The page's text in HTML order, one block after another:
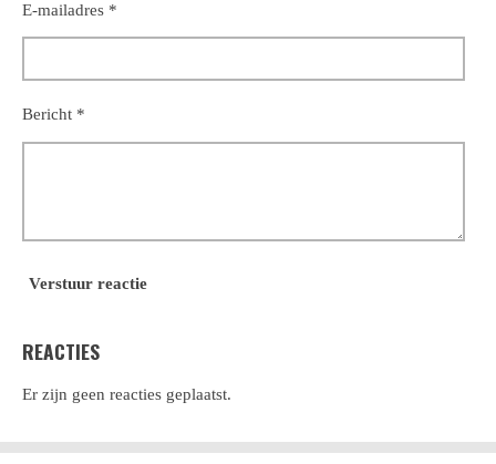
E-mailadres *
Bericht *
Verstuur reactie
REACTIES
Er zijn geen reacties geplaatst.